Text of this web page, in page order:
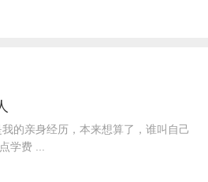
的亲身经历，本来想算了，谁叫自己
学费 ...